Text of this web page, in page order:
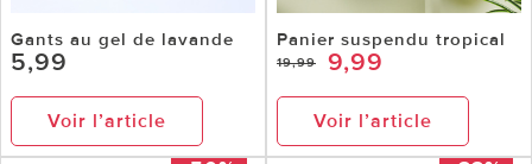
Gants au gel de lavande
5,99
Voir l’article
Panier suspendu tropical
19,99 9,99
Voir l’article